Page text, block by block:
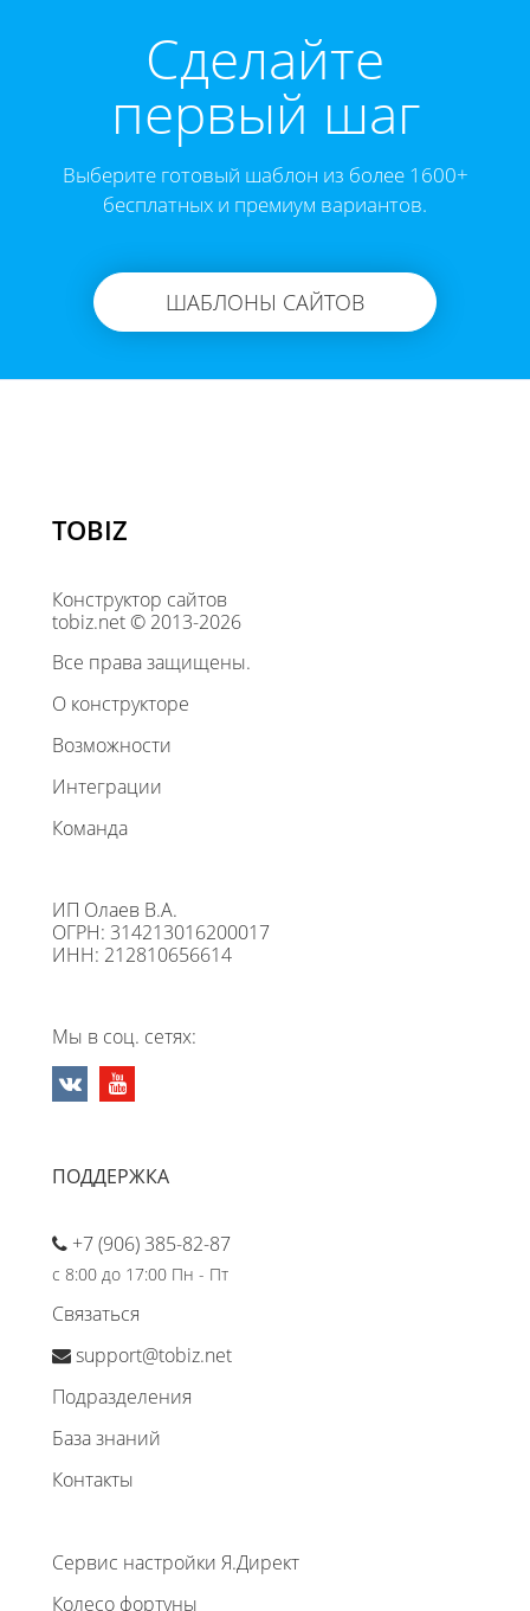
Cделайте
первый шаг
Выберите готовый шаблон из более 1600+
бесплатных и премиум вариантов.
ШАБЛОНЫ САЙТОВ
TOBIZ
Конструктор сайтов
tobiz.net © 2013-2026
Все права защищены.
О конструкторе
Возможности
Интеграции
Команда
ИП Олаев В.А.
ОГРН: 314213016200017
ИНН: 212810656614
Мы в соц. сетях:
ПОДДЕРЖКА
+7 (906) 385-82-87
с 8:00 до 17:00 Пн - Пт
Связаться
support@tobiz.net
Подразделения
База знаний
Контакты
Сервис настройки Я.Директ
Колесо фортуны